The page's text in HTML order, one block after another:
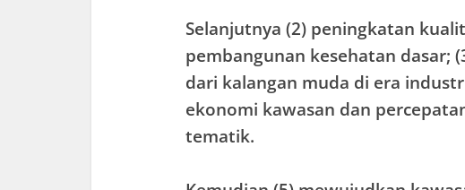
Selanjutnya (2) peningkatan
pembangunan kesehatan dasar;
dari kalangan muda di era
ekonomi kawasan dan
tematik.